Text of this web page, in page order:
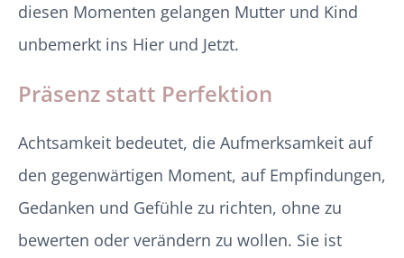
diesen Momenten gelangen Mutter und Kind
unbemerkt ins Hier und Jetzt.
Präsenz statt Perfektion
Achtsamkeit bedeutet, die Aufmerksamkeit auf
den gegenwärtigen Moment, auf Empfindungen,
Gedanken und Gefühle zu richten, ohne zu
bewerten oder verändern zu wollen. Sie ist